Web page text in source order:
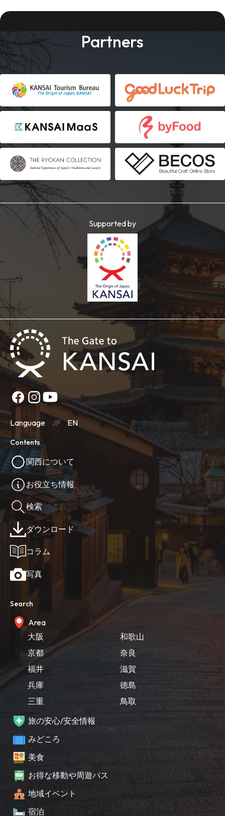
Partners
Supported by
Language JP EN
Contents
関西について
お役立ち情報
検索
ダウンロード
コラム
写真
Search
Area
大阪
京都
福井
兵庫
三重
和歌山
奈良
滋賀
徳島
鳥取
旅の安心/安全情報
みどころ
美食
お得な移動や周遊パス
地域イベント
宿泊